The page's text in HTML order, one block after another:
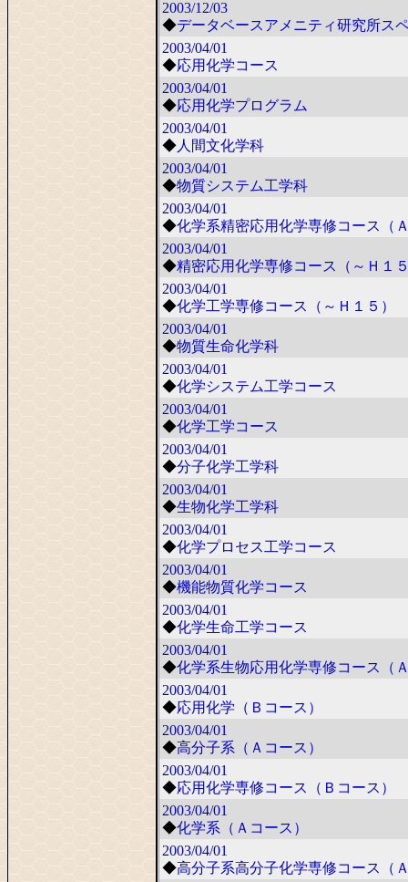
2003/12/03
◆データベースアメニティ研究所ス
2003/04/01
◆応用化学コース
2003/04/01
◆応用化学プログラム
2003/04/01
◆人間文化学科
2003/04/01
◆物質システム工学科
2003/04/01
◆化学系精密応用化学専修コース（
2003/04/01
◆精密応用化学専修コース（～Ｈ１
2003/04/01
◆化学工学専修コース（～Ｈ１５）
2003/04/01
◆物質生命化学科
2003/04/01
◆化学システム工学コース
2003/04/01
◆化学工学コース
2003/04/01
◆分子化学工学科
2003/04/01
◆生物化学工学科
2003/04/01
◆化学プロセス工学コース
2003/04/01
◆機能物質化学コース
2003/04/01
◆化学生命工学コース
2003/04/01
◆化学系生物応用化学専修コース（
2003/04/01
◆応用化学（Ｂコース）
2003/04/01
◆高分子系（Ａコース）
2003/04/01
◆応用化学専修コース（Ｂコース）
2003/04/01
◆化学系（Ａコース）
2003/04/01
◆高分子系高分子化学専修コース（